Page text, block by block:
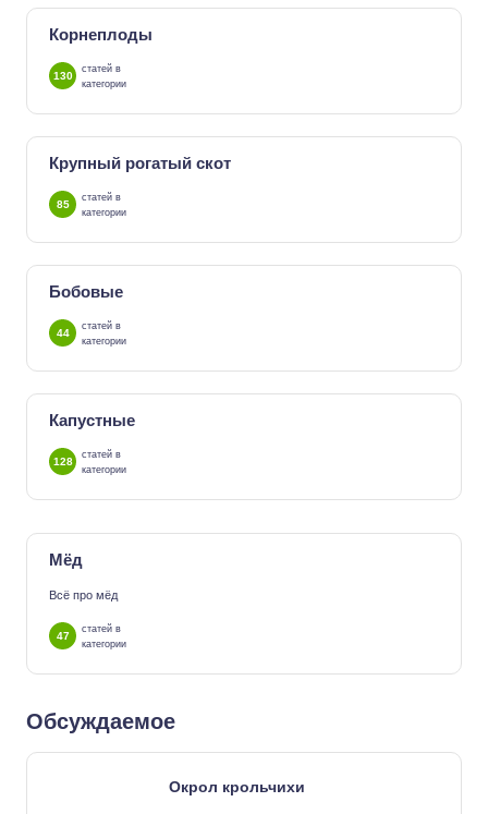
Корнеплоды
130
статей в
категории
Крупный рогатый скот
85
статей в
категории
Бобовые
44
статей в
категории
Капустные
128
статей в
категории
Мёд
Всё про мёд
47
статей в
категории
Обсуждаемое
Окрол крольчихи